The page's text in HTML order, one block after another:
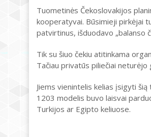
Tuometinės Čekoslovakijos
kooperatyvai. Būsimieji pirkėjai
patvirtinus, išduodavo „balanso
Tik su šiuo čekiu atitinkama
Tačiau privatūs piliečiai neturėjo
Jiems vienintelis kelias įsigyti
1203 modelis buvo laisvai
Turkijos ar Egipto keliuose.